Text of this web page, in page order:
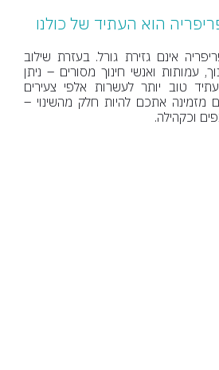
הוא העתיד של כולנו
אינם גזירת גורל. בעזרת שילוב
עמותות ואנשי חינוך מסורים – ניתן
טוב יותר לעשרות אלפי צעירים
מזמינה אתכם להיות חלק מהשינוי –
וכקהילה.